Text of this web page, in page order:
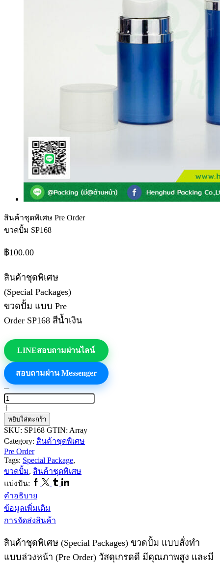
สินค้าชุดพิเศษ Pre Order
ขวดปั้ม SP168
฿100.00
สินค้าชุดพิเศษ
(Special Packages)
ขวดปั้ม แบบ Pre
Order SP168 สีน้ำเงิน
LINEสอบถามผ่านไลน์
สอบถามผ่าน Messenger
จำนวน
สินค้า
ชุด
พิเศษ
Pre
Order
ขวด
ปั้ม
SP168
ชิ้น
หยิบใส่ตะกร้า
SKU: SP168 GTIN: Array
Category: สินค้าชุดพิเศษ
Pre Order
Tags: Special Package,
ขวดปั้ม, สินค้าชุดพิเศษ
แบ่งปัน: Facebook
Twitter
TumblrLinkedin
คำอธิบาย
ข้อมูลเพิ่มเติม
การจัดส่งสินค้า
สินค้าชุดพิเศษ (Special Packages) ขวดปั้ม แบบสั่งทำ
แบบล่วงหน้า (Pre Order) วัสดุเกรดดี มีคุณภาพสูง และมี